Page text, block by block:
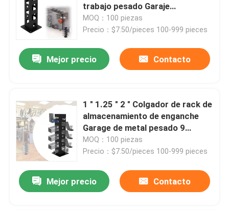
trabajo pesado Garaje
Acoplamiento soporte Base 9
Acoplamiento Almacenamiento
MOQ：100 piezas
Precio：$7.50/pieces 100-999 pieces
Mejor precio Contacto
1 " 1.25 " 2 " Colgador de rack de
almacenamiento de enganche
Garage de metal pesado 9
colgador de almacenamiento de
tierra
MOQ：100 piezas
Precio：$7.50/pieces 100-999 pieces
Mejor precio Contacto